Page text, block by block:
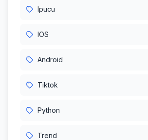
Ipucu
IOS
Android
Tiktok
Python
Trend